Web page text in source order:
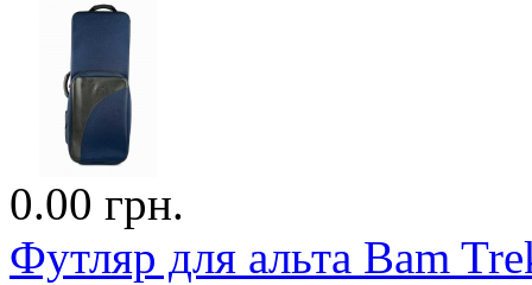
0.00 грн.
Футляр для альта Bam